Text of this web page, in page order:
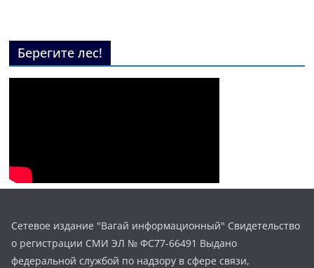
Берегите лес!
Сетевое издание "Вагай информационный" Свидетельство
о регистрации СМИ ЭЛ № ФС77-66491 Выдано
федеральной службой по надзору в сфере связи,